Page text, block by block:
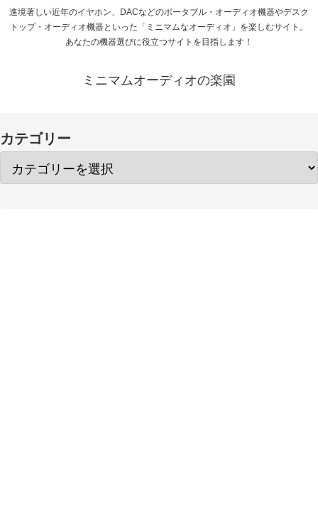
進境著しい近年のイヤホン、DACなどのポータブル・オーディオ機器やデスク
トップ・オーディオ機器といった「ミニマムなオーディオ」を楽しむサイト。
あなたの機器選びに役立つサイトを目指します！
ミニマムオーディオの楽園
カテゴリー